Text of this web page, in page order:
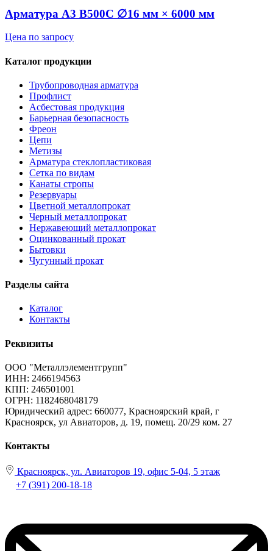
Арматура А3 В500С ∅16 мм × 6000 мм
Цена по запросу
Каталог продукции
Трубопроводная арматура
Профлист
Асбестовая продукция
Барьерная безопасность
Фреон
Цепи
Метизы
Арматура стеклопластиковая
Сетка по видам
Канаты стропы
Резервуары
Цветной металлопрокат
Черный металлопрокат
Нержавеющий металлопрокат
Оцинкованный прокат
Бытовки
Чугунный прокат
Разделы сайта
Каталог
Контакты
Реквизиты
ООО "Металлэлементгрупп"
ИНН: 2466194563
КПП: 246501001
ОГРН: 1182468048179
Юридический адрес: 660077, Красноярский край, г
Красноярск, ул Авиаторов, д. 19, помещ. 20/29 ком. 27
Контакты
Красноярск, ул. Авиаторов 19, офис 5-04, 5 этаж
+7 (391) 200-18-18